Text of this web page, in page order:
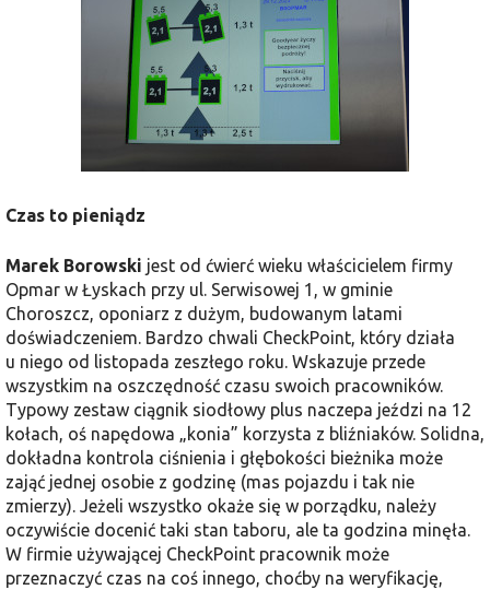
Czas to pieniądz
Marek Borowski jest od ćwierć wieku właścicielem firmy
Opmar w Łyskach przy ul. Serwisowej 1, w gminie
Choroszcz, oponiarz z dużym, budowanym latami
doświadczeniem. Bardzo chwali CheckPoint, który działa
u niego od listopada zeszłego roku. Wskazuje przede
wszystkim na oszczędność czasu swoich pracowników.
Typowy zestaw ciągnik siodłowy plus naczepa jeździ na 12
kołach, oś napędowa „konia” korzysta z bliźniaków. Solidna,
dokładna kontrola ciśnienia i głębokości bieżnika może
zająć jednej osobie z godzinę (mas pojazdu i tak nie
zmierzy). Jeżeli wszystko okaże się w porządku, należy
oczywiście docenić taki stan taboru, ale ta godzina minęła.
W firmie używającej CheckPoint pracownik może
przeznaczyć czas na coś innego, choćby na weryfikację,